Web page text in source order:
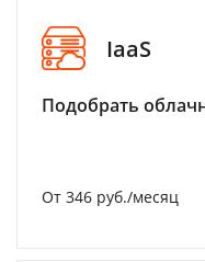
IaaS
Подобрать
От 346 руб./месяц